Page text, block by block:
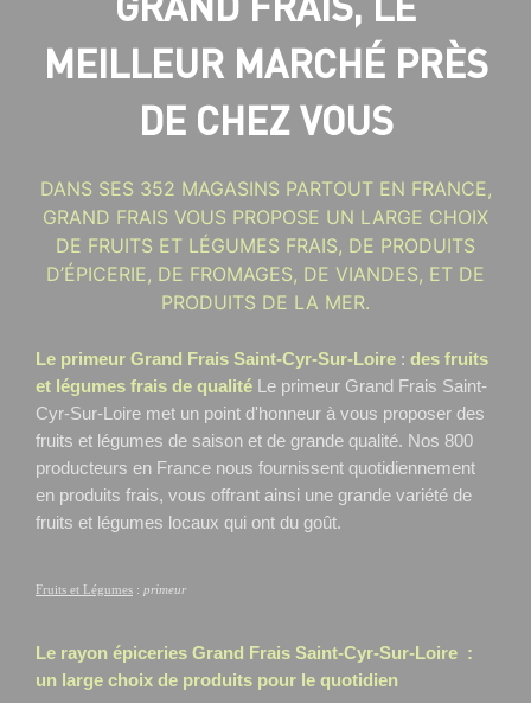
MEILLEUR MARCHÉ PRÈS
DE CHEZ VOUS
DANS SES 352 MAGASINS PARTOUT EN FRANCE,
GRAND FRAIS VOUS PROPOSE UN LARGE CHOIX
DE FRUITS ET LÉGUMES FRAIS, DE PRODUITS
D’ÉPICERIE, DE FROMAGES, DE VIANDES, ET DE
PRODUITS DE LA MER.
Le primeur Grand Frais Saint-Cyr-Sur-Loire : des fruits
et légumes frais de qualité Le primeur Grand Frais Saint-
Cyr-Sur-Loire met un point d'honneur à vous proposer des
fruits et légumes de saison et de grande qualité. Nos 800
producteurs en France nous fournissent quotidiennement
en produits frais, vous offrant ainsi une grande variété de
fruits et légumes locaux qui ont du goût.
Fruits et Légumes : primeur
Le rayon épiceries Grand Frais Saint-Cyr-Sur-Loire :
un large choix de produits pour le quotidien